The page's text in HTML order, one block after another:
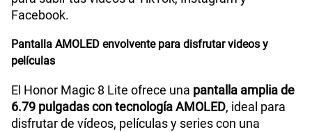
Lector de Huella Si
Facebook.
Pantalla AMOLED envolvente para disfrutar videos y
películas
El Honor Magic 8 Lite ofrece una pantalla amplia de
6.79 pulgadas con tecnología AMOLED, ideal para
disfrutar de vídeos, películas y series con una